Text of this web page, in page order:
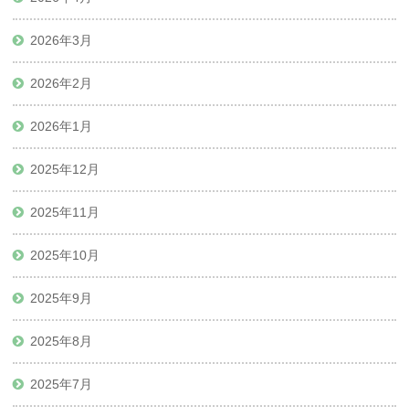
2026年3月
2026年2月
2026年1月
2025年12月
2025年11月
2025年10月
2025年9月
2025年8月
2025年7月